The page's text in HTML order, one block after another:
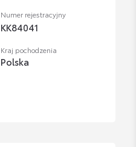
Numer rejestracyjny
KK84041
Kraj pochodzenia
Polska